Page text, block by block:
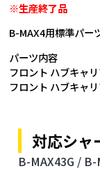
※生産終了品
B-MAX4用標準パー
パーツ内容
フロント ハブキ
フロント ハブキ
対応シャ
B-MAX43G / B-